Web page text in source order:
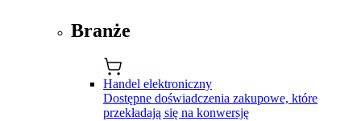
Branże
Handel elektroniczny
Dostępne doświadczenia zakupowe, które
przekładają się na konwersję